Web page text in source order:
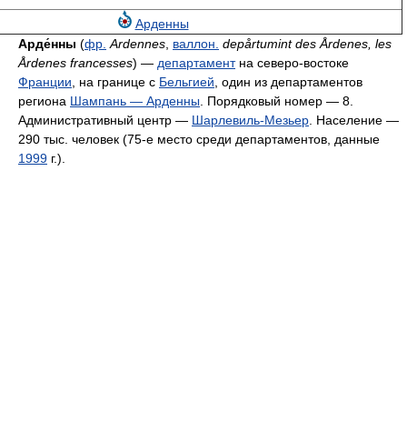
Арденны
Арде́нны (фр. Ardennes валлон. depårtumint des Årdenes, les
Årdenes francesses) — департаментна северо-востоке
Франции , на границе с Бельгией , один из департаментов
региона Шампань — Арденны . Порядковый номер — 8.
Административный центр — Шарлевиль-Мезьер . Население —
290 тыс. человек (75-е место среди департаментов, данные
1999 г.).